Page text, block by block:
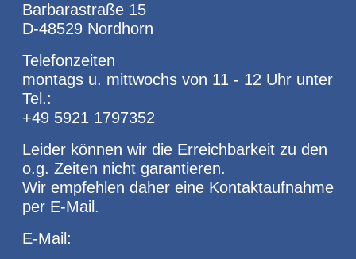
Barbarastraße 15
D-48529 Nordhorn
Telefonzeiten
montags u. mittwochs von 11 - 12 Uhr unter
Tel.:
+49 5921 1797352
Leider können wir die Erreichbarkeit zu den
o.g. Zeiten nicht garantieren.
Wir empfehlen daher eine Kontaktaufnahme
per E-Mail.
E-Mail: